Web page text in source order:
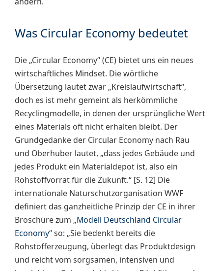
Was Circular Economy bedeutet
Die „Circular Economy“ (CE) bietet uns ein neues
wirtschaftliches Mindset. Die wörtliche
Übersetzung lautet zwar „Kreislaufwirtschaft“,
doch es ist mehr gemeint als herkömmliche
Recyclingmodelle, in denen der ursprüngliche Wert
eines Materials oft nicht erhalten bleibt. Der
Grundgedanke der Circular Economy nach Rau
und Oberhuber lautet, „dass jedes Gebäude und
jedes Produkt ein Materialdepot ist, also ein
Rohstoffvorrat für die Zukunft.“ [S. 12] Die
internationale Naturschutzorganisation WWF
definiert das ganzheitliche Prinzip der CE in ihrer
Broschüre zum „Modell Deutschland Circular
Economy“ so: „Sie bedenkt bereits die
Rohstofferzeugung, über­legt das Produktdesign
und reicht vom sorgsamen, intensiven und